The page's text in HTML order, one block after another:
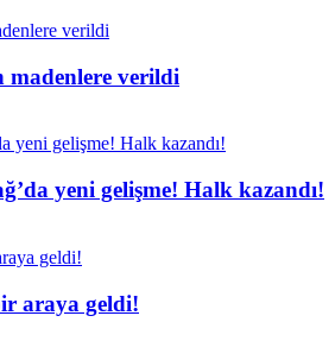
madenlere verildi
yeni gelişme! Halk kazandı!
araya geldi!